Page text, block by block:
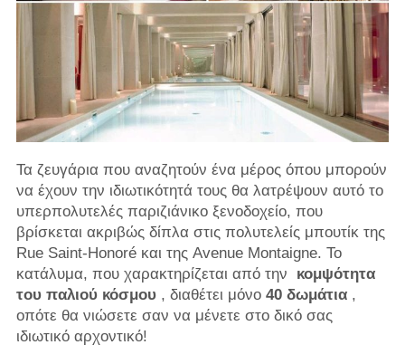
Τα ζευγάρια που αναζητούν ένα μέρος όπου μπορούν
να έχουν την ιδιωτικότητά τους θα λατρέψουν αυτό το
υπερπολυτελές παριζιάνικο ξενοδοχείο, που
βρίσκεται ακριβώς δίπλα στις πολυτελείς μπουτίκ της
Rue Saint-Honoré και της Avenue Montaigne. Το
κατάλυμα, που χαρακτηρίζεται από την
κομψότητα
του παλιού κόσμου, διαθέτει μόνο 40 δωμάτια,
οπότε θα νιώσετε σαν να μένετε στο δικό σας
ιδιωτικό αρχοντικό!